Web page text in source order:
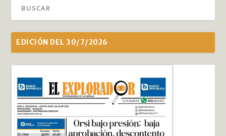
EDICIÓN DEL 30/7/2026